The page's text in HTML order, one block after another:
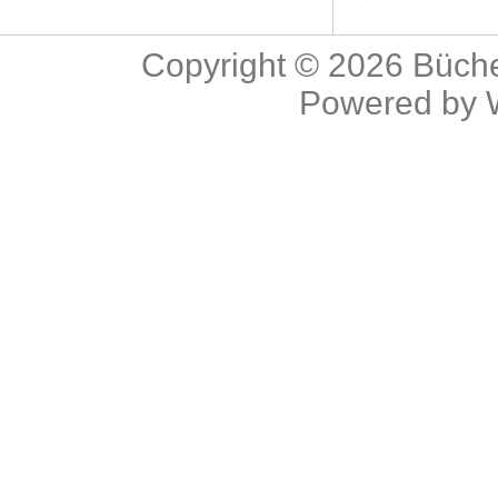
Copyright © 2026
Powered by